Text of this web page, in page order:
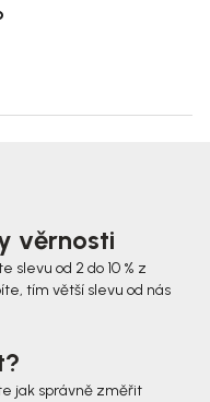
věrnosti
slevu od 2 do 10 % z
tím větší slevu od nás
jak správně změřit